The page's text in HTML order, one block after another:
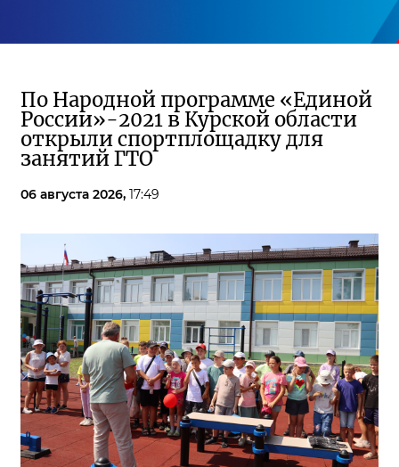
По Народной программе «Единой
России»-2021 в Курской области
открыли спортплощадку для
занятий ГТО
06 августа 2026, 17:49